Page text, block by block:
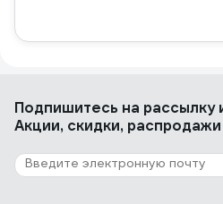
Подпишитесь на рассылку
Акции, скидки,